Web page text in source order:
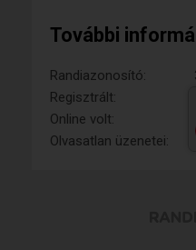
További
Randiazonosító:
Regisztrált:
Online volt:
Olvasatlan üzenetei: